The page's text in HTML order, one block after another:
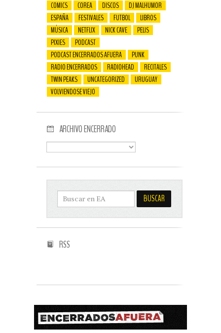
COMICS
COREA DISCOS
DJ MALHUMOR
ESPAÑA
FESTIVALES FUTBOL
LIBROS
MÚSICA
NETFLIX NICK CAVE
PELIS
PIXIES
PODCAST
PODCAST ENCERRADOS AFUERA
PUNK
RADIO ENCERRADOS
RADIOHEAD
RECITALES
TWIN PEAKS
UNCATEGORIZED
URUGUAY
VOLVIENDOSE VIEJO
ARCHIVO ENCERRADO
RSS